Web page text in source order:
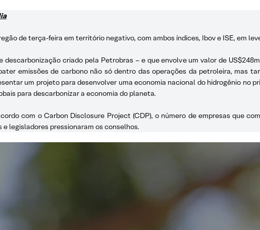
de terça-feira em território negativo, com ambos índices, Ibov e ISE, em
descarbonização criado pela Petrobras – e que envolve um valor de
emissões de carbono não só dentro das operações da petroleira, mas
um projeto para desenvolver uma economia nacional do hidrogênio no
para descarbonizar a economia do planeta.
com o Carbon Disclosure Project (CDP), o número de empresas que
e legisladores pressionaram os conselhos.